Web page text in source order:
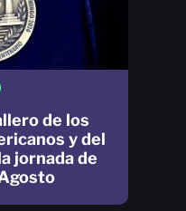
de los
y del
jornada de